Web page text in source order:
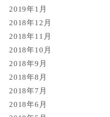
2019年1月
2018年12月
2018年11月
2018年10月
2018年9月
2018年8月
2018年7月
2018年6月